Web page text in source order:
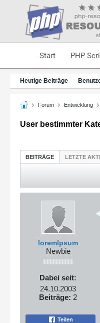
Start PHP
Heutige Beiträge
Forum Entwicklung
User bestimmter
BEITRÄGE LETZTE
loremIpsum
Newbie
Dabei seit:
24.10.2003
Beiträge: 2
Teilen